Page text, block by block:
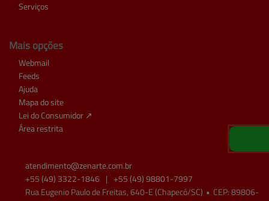
Serviços
Mais opções
Webmail
Feeds
Ajuda
Mapa do site
Lei do Consumidor ↗
Área restrita
atendimento@zenarte.com.br
+55 (49) 3322-1846 | +55 (49) 98801-7997
Rua Eugenio Paulo de Freitas, 640-E (Chapecó/SC) • CEP: 89806-